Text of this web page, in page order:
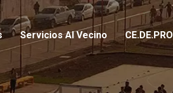
Servicios Al Vecino CE.DE.PRO